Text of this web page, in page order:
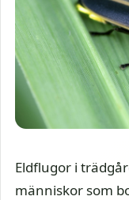
Eldflugor i
människor som